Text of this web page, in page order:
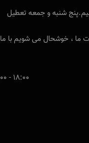
کنیم.پنج شنبه و جمعه تعطیل
ما ، خوشحال می شویم با ما
18:00 - 8:00